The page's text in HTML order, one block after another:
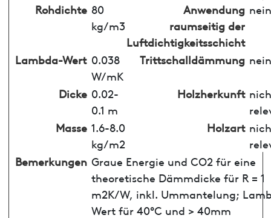
Rohdichte 80
kg/m3
Anwendung
raumseitig der
Luftdichtigkeitsschicht
nein
Lambda-Wert 0.038
W/mK
Trittschalldämmung nein
Dicke 0.02-
0.1 m
Holzherkunft
Masse 1.6-8.0
kg/m2
Holzart
Bemerkungen Graue Energie und CO2 für eine
theoretische Dämmdicke für R = 1
m2K/W, inkl. Ummantelung;
Wert für 40°C und > 40mm